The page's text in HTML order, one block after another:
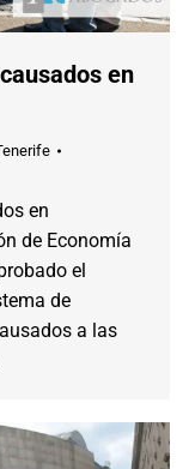
en
en
de Economía
el
de
a las